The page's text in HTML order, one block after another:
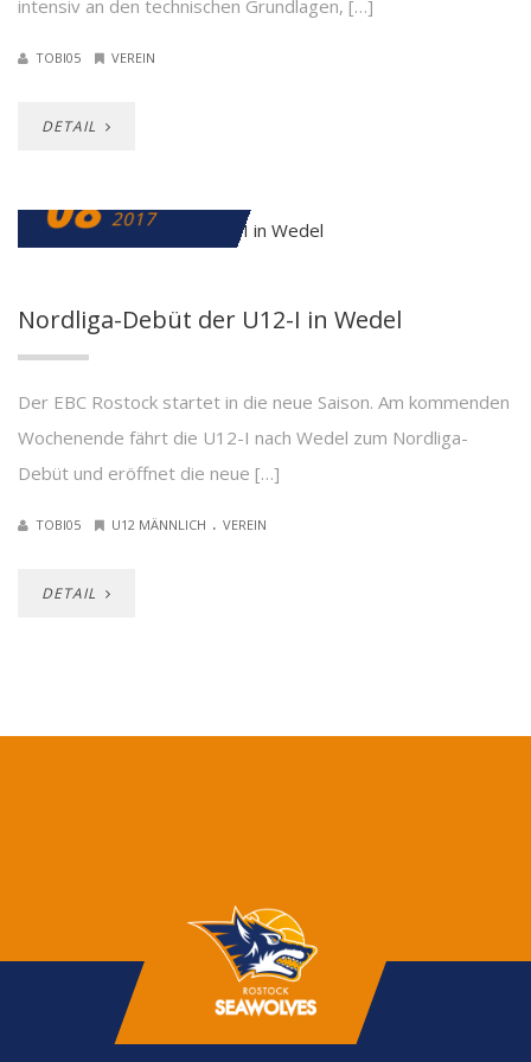
intensiv an den technischen Grundlagen, […]
TOBI05 VEREIN
DETAIL
08 2017
Nordliga-Debüt der U12-I in Wedel
Der EBC Rostock startet in die neue Saison. Am kommenden
Wochenende fährt die U12-I nach Wedel zum Nordliga-
Debüt und eröffnet die neue […]
TOBI05 U12 MÄNNLICH . VEREIN
DETAIL